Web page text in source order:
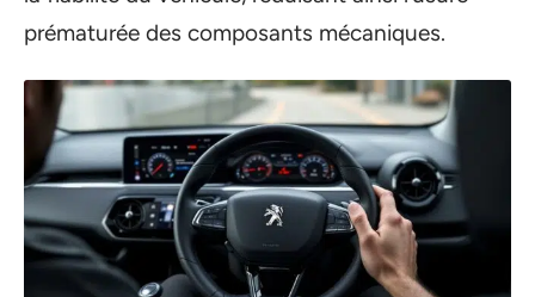
prématurée des composants mécaniques.